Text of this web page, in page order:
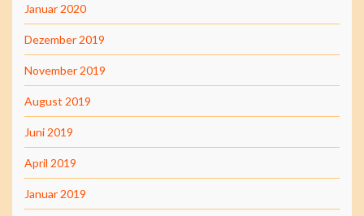
Januar 2020
Dezember 2019
November 2019
August 2019
Juni 2019
April 2019
Januar 2019